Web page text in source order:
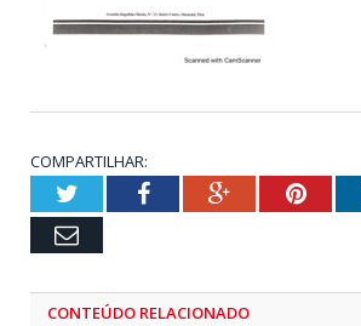
COMPARTILHAR:
TwitterFacebookGoogle+
Email
CONTEÚDO RELACIONADO